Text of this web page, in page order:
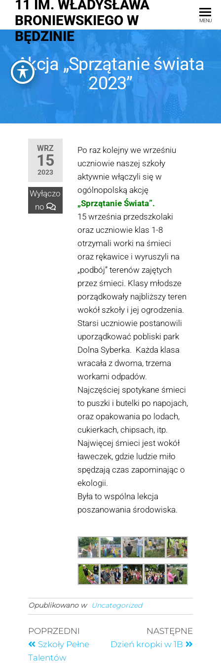
11 IM. WŁADYSŁAWA
BRONIEWSKIEGO W
BĘDZINIE
MENU
Akcja „Sprzątanie świata
2023”
WRZ
15
2023
Wyłączo
no
Po raz kolejny we wrześniu
uczniowie naszej szkoły
aktywnie włączyli się w
ogólnopolską akcję
„Sprzątanie Świata”.
15 września przedszkolaki
oraz uczniowie klas 1-8
otrzymali worki na śmieci
oraz rękawice i wyruszyli na
„podbój” terenów zajętych
przez śmieci. Klasy młodsze
porządkowały najbliższy teren
wokół szkoły i jej ogrodzenia.
Starsi uczniowie postanowili
uporządkować pobliski park
Dolna Syberka. Każda klasa
wracała z dwoma, trzema
workami odpadów.
Najczęściej spotykane śmieci
to puszki i butelki po napojach,
oraz opakowania po lodach,
cukierkach, chipsach, itp.
Najwięcej śmieci jest wokół
ławeczek, gdzie ludzie miło
spędzają czas zapominając o
ekologii.
Była to wspólna lekcja
poszanowania środowiska.
Opublikowano w Uncategorized
POPRZEDNI
Szkoły Pełne
Talentów
NASTĘPNE
Dzień kropki w 1B